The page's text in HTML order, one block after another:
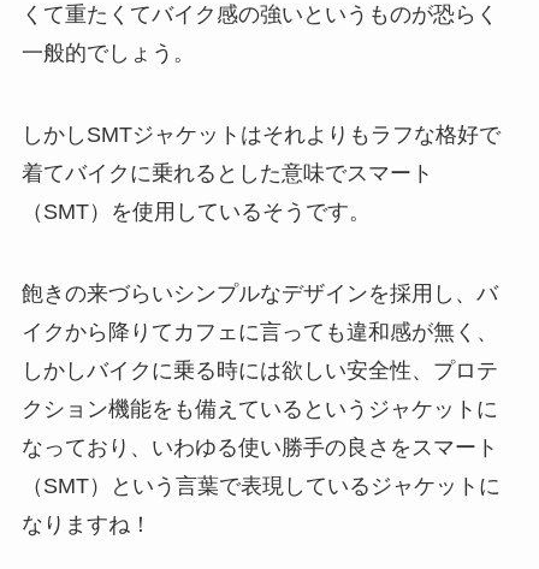
くて重たくてバイク感の強いというものが恐らく
一般的でしょう。
しかしSMTジャケットはそれよりもラフな格好で
着てバイクに乗れるとした意味でスマート
（SMT）を使用しているそうです。
飽きの来づらいシンプルなデザインを採用し、バ
イクから降りてカフェに言っても違和感が無く、
しかしバイクに乗る時には欲しい安全性、プロテ
クション機能をも備えているというジャケットに
なっており、いわゆる使い勝手の良さをスマート
（SMT）という言葉で表現しているジャケットに
なりますね！